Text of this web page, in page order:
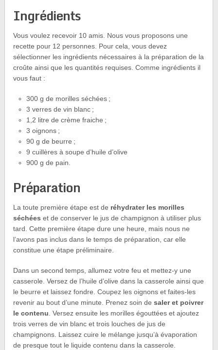
Ingrédients
Vous voulez recevoir 10 amis. Nous vous proposons une
recette pour 12 personnes. Pour cela, vous devez
sélectionner les ingrédients nécessaires à la préparation de la
croûte ainsi que les quantités requises. Comme ingrédients il
vous faut :
300 g de morilles séchées ;
3 verres de vin blanc ;
1,2 litre de crème fraiche ;
3 oignons ;
90 g de beurre ;
9 cuillères à soupe d’huile d’olive
900 g de pain.
Préparation
La toute première étape est de réhydrater les morilles
séchées et de conserver le jus de champignon à utiliser plus
tard. Cette première étape dure une heure, mais nous ne
l’avons pas inclus dans le temps de préparation, car elle
constitue une étape préliminaire.
Dans un second temps, allumez votre feu et mettez-y une
casserole. Versez de l’huile d’olive dans la casserole ainsi que
le beurre et laissez fondre. Coupez les oignons et faites-les
revenir au bout d’une minute. Prenez soin desaler et poivrer
le contenu. Versez ensuite les morilles égouttées et ajoutez
trois verres de vin blanc et trois louches de jus de
champignons. Laissez cuire le mélange jusqu’à évaporation
de presque tout le liquide contenu dans la casserole.